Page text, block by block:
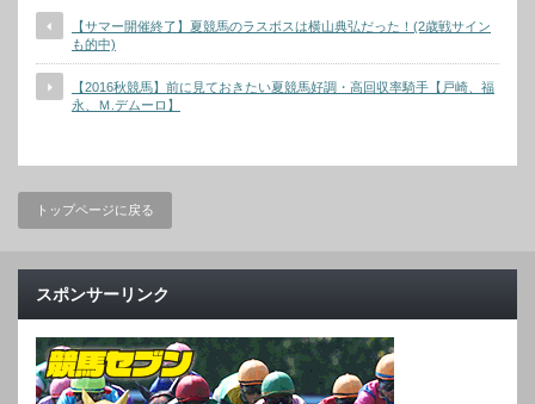
【サマー開催終了】夏競馬のラスボスは横山典弘だった！(2歳戦サイン
も的中)
【2016秋競馬】前に見ておきたい夏競馬好調・高回収率騎手【戸崎、福
永、Ｍ.デムーロ】
トップページに戻る
スポンサーリンク